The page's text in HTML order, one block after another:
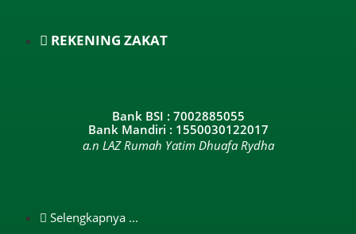
REKENING ZAKAT
Bank BSI : 7002885055
Bank Mandiri : 1550030122017
a.n LAZ Rumah Yatim Dhuafa Rydha
Selengkapnya ...